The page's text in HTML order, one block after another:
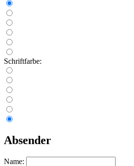
Schriftfarbe:
Absender
Name: